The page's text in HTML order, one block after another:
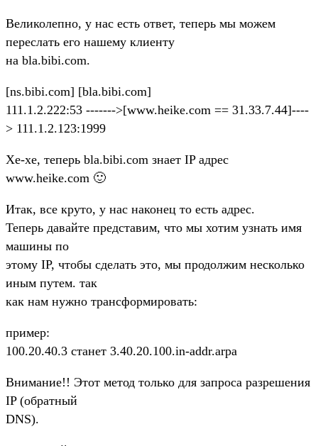
Великолепно, у нас есть ответ, теперь мы можем
переслать его нашему клиенту
на bla.bibi.com.
[ns.bibi.com] [bla.bibi.com]
111.1.2.222:53 ------->[www.heike.com == 31.33.7.44]----
> 111.1.2.123:1999
Хе-хе, теперь bla.bibi.com знает IP адрес
www.heike.com 🙂
Итак, все круто, у нас наконец то есть адрес.
Теперь давайте представим, что мы хотим узнать имя
машины по
этому IP, чтобы сделать это, мы продолжим несколько
иным путем. так
как нам нужно трансформировать:
пример:
100.20.40.3 станет 3.40.20.100.in-addr.arpa
Внимание!! Этот метод только для запроса разрешения
IP (обратный
DNS).